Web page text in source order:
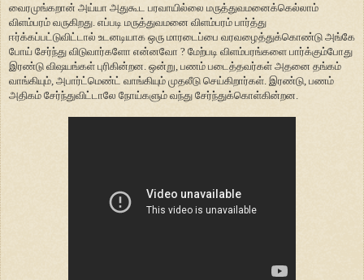
வைரமுங்கறான் அய்யா அதுகூட பரவாயில்லை மருத்துவமனைக்கெல்லாம்
விளம்பரம் வருகிறது. எப்படி மருத்துவமனை விளம்பரம் பார்த்து
ஈர்க்கப்பட்டுவிட்டால் உடனடியாக ஒரு மாரடைப்பை வரவழைத்துக்கொண்டு அங்கே
போய் சேர்ந்து விடுவார்களோ என்னவோ ? மேற்படி விளம்பரங்களை பார்க்கும்போது
இரண்டு விஷயங்கள் புரிகின்றன. ஒன்று, பணம் படைத்தவர்கள் அதனை தங்கம்
வாங்கியும், அபார்ட்மெண்ட் வாங்கியும் முதலீடு செய்கிறார்கள். இரண்டு, பணம்
அதிகம் சேர்ந்துவிட்டாலே நோய்களும் வந்து சேர்ந்துக்கொள்கின்றன.